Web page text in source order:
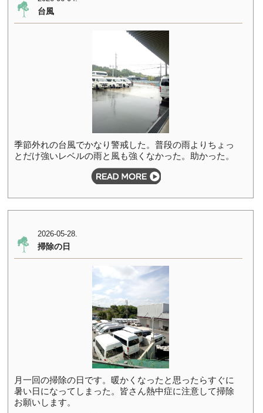
台風
季節外れの台風でかなり警戒した。普段の雨よりちょっ
とだけ強いレベルの雨と風も強くなかった。助かった。
2026-05-28.
掃除の日
月一回の掃除の日です。暖かくなったと思ったらすぐに
暑い日になってしまった。皆さん熱中症に注意して掃除
お願いします。